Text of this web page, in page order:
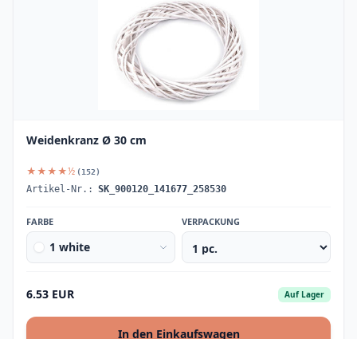
Weidenkranz Ø 30 cm
★★★★½ (152)
Artikel-Nr.: SK_900120_141677_258530
FARBE
1 white
VERPACKUNG
6.53 EUR Auf Lager
In den Einkaufswagen